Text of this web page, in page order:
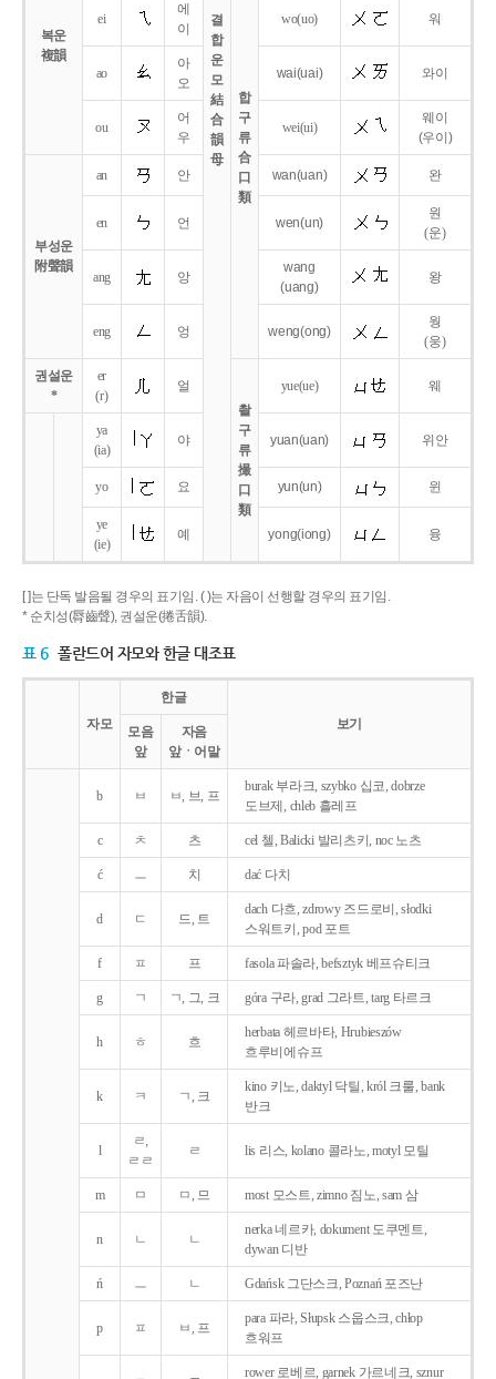
결
합
운
모
結
合
韻
母
복운
複韻
합
구
류
合
口
類
ei
에
이
wo(uo) 워
ao
아
오
wai(uai) 와이
ou
어
우
wei(ui)
웨이
(우이)
부성운
附聲韻
an 안 wan(uan) 완
en 언 wen(un)
원
(운)
ang 앙
wang
(uang)
왕
eng 엉 weng(ong)
웡
(웅)
권설운
*
er
(r)
얼
촬
구
류
撮
口
類
yue(ue) 웨
ya
(ia)
야 yuan(uan) 위안
yo 요 yun(un) 윈
ye
(ie)
예 yong(iong) 융
[ ]는 단독 발음될 경우의 표기임. ( )는 자음이 선행할 경우의 표기임.
* 순치성(脣齒聲), 권설운(捲舌韻).
표 6 폴란드어 자모와 한글 대조표
자모
한글
보기
모음
앞
자음
앞ㆍ어말
b ㅂ ㅂ, 브, 프
burak 부라크, szybko 십코, dobrze
도브제, chleb 흘레프
c ㅊ 츠 cel 첼, Balicki 발리츠키, noc 노츠
ć ㅡ 치 dać 다치
d ㄷ 드, 트
dach 다흐, zdrowy 즈드로비, słodki
스워트키, pod 포트
f ㅍ 프 fasola 파솔라, befsztyk 베프슈티크
g ㄱ ㄱ, 그, 크 góra 구라, grad 그라트, targ 타르크
h ㅎ 흐
herbata 헤르바타, Hrubieszów
흐루비에슈프
k ㅋ ㄱ, 크
kino 키노, daktyl 닥틸, król 크룰, bank
반크
l
ㄹ,
ㄹㄹ
ㄹ lis 리스, kolano 콜라노, motyl 모틸
m ㅁ ㅁ, 므 most 모스트, zimno 짐노, sam 삼
n ㄴ ㄴ
nerka 네르카, dokument 도쿠멘트,
dywan 디반
ń ㅡ ㄴ Gdańsk 그단스크, Poznań 포즈난
p ㅍ ㅂ, 프
para 파라, Słupsk 스웁스크, chłop
흐워프
rower 로베르, garnek 가르네크, sznur